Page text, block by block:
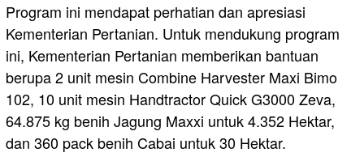
Program ini mendapat perhatian dan apresiasi
Kementerian Pertanian. Untuk mendukung program
ini, Kementerian Pertanian memberikan bantuan
berupa 2 unit mesin Combine Harvester Maxi Bimo
102, 10 unit mesin Handtractor Quick G3000 Zeva,
64.875 kg benih Jagung Maxxi untuk 4.352 Hektar,
dan 360 pack benih Cabai untuk 30 Hektar.